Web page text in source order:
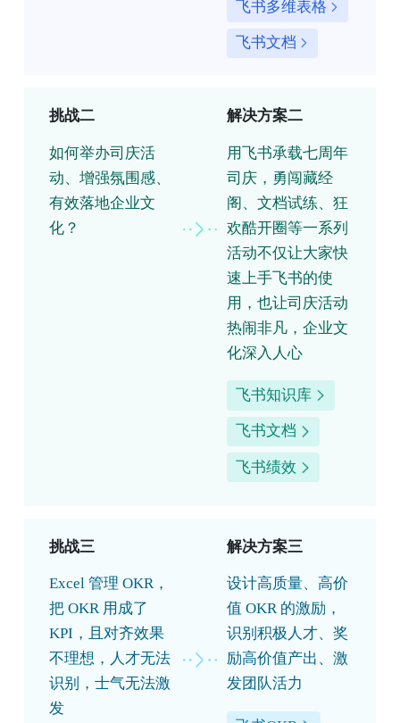
飞书多维表格
飞书文档
挑战二
如何举办司庆活
动、增强氛围感、
有效落地企业文
化？
解决方案二
用飞书承载七周年
司庆，勇闯藏经
阁、文档试练、狂
欢酷开圈等一系列
活动不仅让大家快
速上手飞书的使
用，也让司庆活动
热闹非凡，企业文
化深入人心
飞书知识库
飞书文档
飞书绩效
挑战三
Excel 管理 OKR，
把 OKR 用成了
KPI，且对齐效果
不理想，人才无法
识别，士气无法激
发
解决方案三
设计高质量、高价
值 OKR 的激励，
识别积极人才、奖
励高价值产出、激
发团队活力